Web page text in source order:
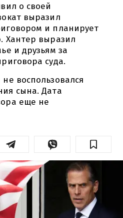
о своей
выразил
и планирует
Хантер выразил
и друзьям за
суда.
воспользовался
сына. Дата
еще не